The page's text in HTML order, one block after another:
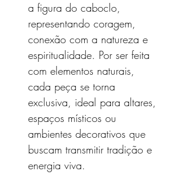
a figura do caboclo,
representando coragem,
conexão com a natureza e
espiritualidade. Por ser feita
com elementos naturais,
cada peça se torna
exclusiva, ideal para altares,
espaços místicos ou
ambientes decorativos que
buscam transmitir tradição e
energia viva.